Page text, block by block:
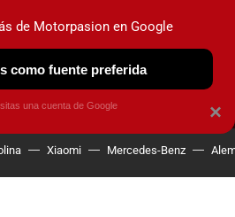
NUEVO
OBSERVATORIO
Xiaomi Mercedes-Benz
×
de Motorpasion en Google
como fuente preferida
una cuenta de Google